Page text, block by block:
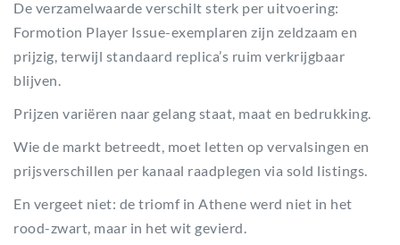
De verzamelwaarde verschilt sterk per uitvoering:
Formotion Player Issue-exemplaren zijn zeldzaam en
prijzig, terwijl standaard replica’s ruim verkrijgbaar
blijven.
Prijzen variëren naar gelang staat, maat en bedrukking.
Wie de markt betreedt, moet letten op vervalsingen en
prijsverschillen per kanaal raadplegen via sold listings.
En vergeet niet: de triomf in Athene werd niet in het
rood-zwart, maar in het wit gevierd.